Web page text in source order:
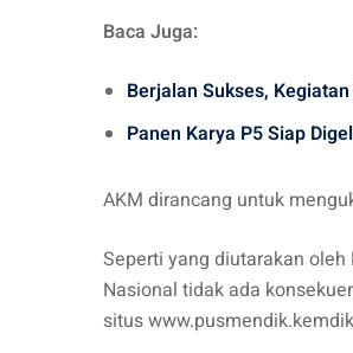
Baca Juga:
Berjalan Sukses,
Panen Karya P5 Siap
AKM dirancang untuk
Seperti yang diutarakan
Nasional tidak ada
situs